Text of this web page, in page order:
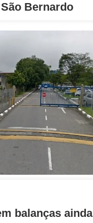
Bernardo
balanças ainda